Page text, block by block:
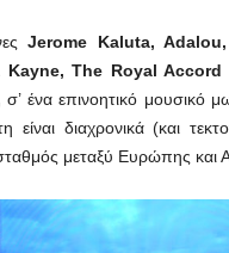
Jerome Kaluta,
Kayne, The Royal
σ’ ένα επινοητικό μουσικό
διαχρονικά (και
μεταξύ Ευρώπης και